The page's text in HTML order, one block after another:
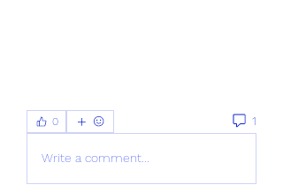
0 1
Write a comment...